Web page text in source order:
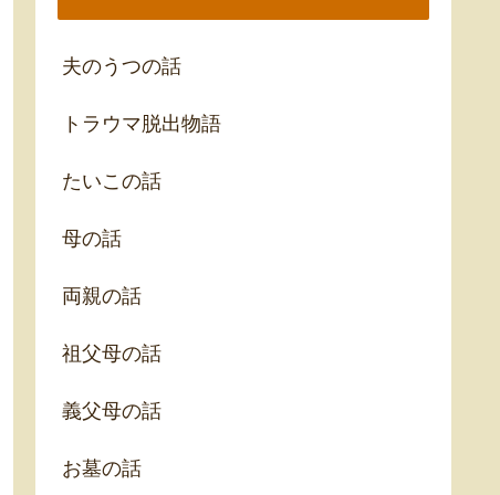
夫のうつの話
トラウマ脱出物語
たいこの話
母の話
両親の話
祖父母の話
義父母の話
お墓の話